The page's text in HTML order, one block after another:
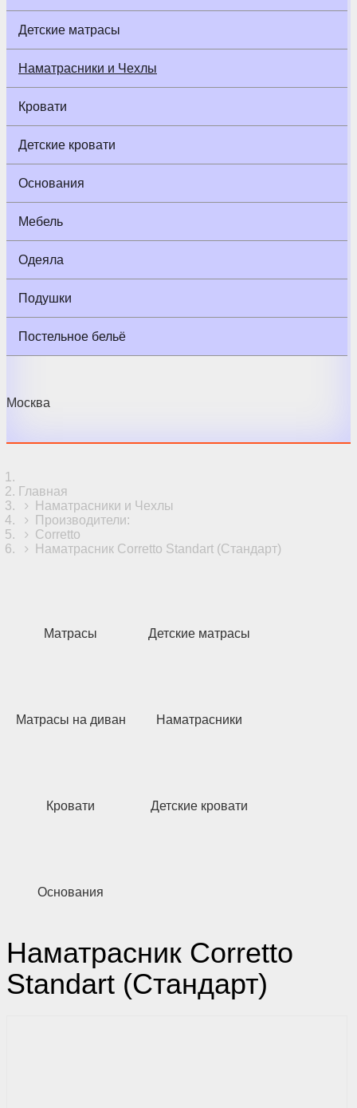
Детские матрасы
Наматрасники и Чехлы
Кровати
Детские кровати
Основания
Мебель
Одеяла
Подушки
Постельное бельё
Москва
Главная
Наматрасники и Чехлы
Производители:
Corretto
Наматрасник Corretto Standart (Стандарт)
Матрасы Детские матрасы
Матрасы на диван Наматрасники
Кровати Детские кровати
Основания
Наматрасник Corretto
Standart (Стандарт)